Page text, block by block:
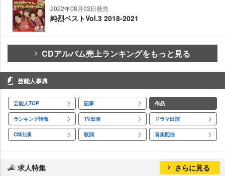
2022年08月03日発売
純烈ベストVol.3 2018-2021
CDアルバム売上ランキングをもっと見る
芸能人事典
芸能人TOP 記事 作品
ランキング情報 TV出演 ドラマ出演
CM出演 歌詞 音楽配信
求人特集 さらに見る